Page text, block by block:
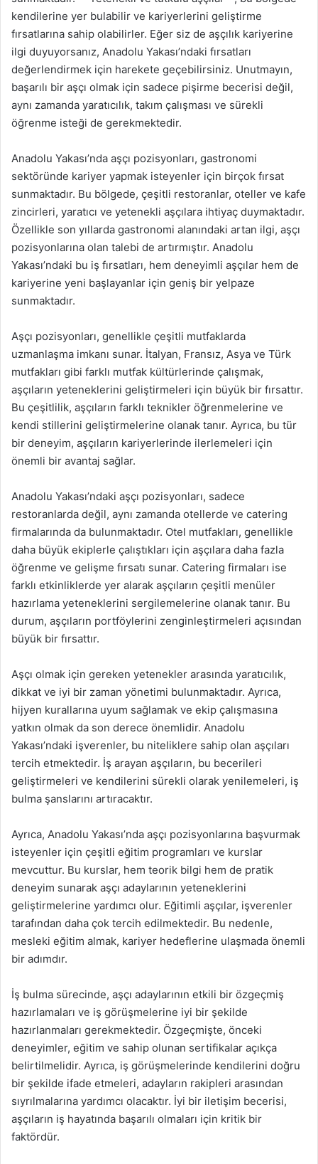
kendilerine yer bulabilir ve kariyerlerini geliştirme
fırsatlarına sahip olabilirler. Eğer siz de aşçılık kariyerine
ilgi duyuyorsanız, Anadolu Yakası’ndaki fırsatları
değerlendirmek için harekete geçebilirsiniz. Unutmayın,
başarılı bir aşçı olmak için sadece pişirme becerisi değil,
aynı zamanda yaratıcılık, takım çalışması ve sürekli
öğrenme isteği de gerekmektedir.
Anadolu Yakası’nda aşçı pozisyonları, gastronomi
sektöründe kariyer yapmak isteyenler için birçok fırsat
sunmaktadır. Bu bölgede, çeşitli restoranlar, oteller ve kafe
zincirleri, yaratıcı ve yetenekli aşçılara ihtiyaç duymaktadır.
Özellikle son yıllarda gastronomi alanındaki artan ilgi, aşçı
pozisyonlarına olan talebi de artırmıştır. Anadolu
Yakası’ndaki bu iş fırsatları, hem deneyimli aşçılar hem de
kariyerine yeni başlayanlar için geniş bir yelpaze
sunmaktadır.
Aşçı pozisyonları, genellikle çeşitli mutfaklarda
uzmanlaşma imkanı sunar. İtalyan, Fransız, Asya ve Türk
mutfakları gibi farklı mutfak kültürlerinde çalışmak,
aşçıların yeteneklerini geliştirmeleri için büyük bir fırsattır.
Bu çeşitlilik, aşçıların farklı teknikler öğrenmelerine ve
kendi stillerini geliştirmelerine olanak tanır. Ayrıca, bu tür
bir deneyim, aşçıların kariyerlerinde ilerlemeleri için
önemli bir avantaj sağlar.
Anadolu Yakası’ndaki aşçı pozisyonları, sadece
restoranlarda değil, aynı zamanda otellerde ve catering
firmalarında da bulunmaktadır. Otel mutfakları, genellikle
daha büyük ekiplerle çalıştıkları için aşçılara daha fazla
öğrenme ve gelişme fırsatı sunar. Catering firmaları ise
farklı etkinliklerde yer alarak aşçıların çeşitli menüler
hazırlama yeteneklerini sergilemelerine olanak tanır. Bu
durum, aşçıların portföylerini zenginleştirmeleri açısından
büyük bir fırsattır.
Aşçı olmak için gereken yetenekler arasında yaratıcılık,
dikkat ve iyi bir zaman yönetimi bulunmaktadır. Ayrıca,
hijyen kurallarına uyum sağlamak ve ekip çalışmasına
yatkın olmak da son derece önemlidir. Anadolu
Yakası’ndaki işverenler, bu niteliklere sahip olan aşçıları
tercih etmektedir. İş arayan aşçıların, bu becerileri
geliştirmeleri ve kendilerini sürekli olarak yenilemeleri, iş
bulma şanslarını artıracaktır.
Ayrıca, Anadolu Yakası’nda aşçı pozisyonlarına başvurmak
isteyenler için çeşitli eğitim programları ve kurslar
mevcuttur. Bu kurslar, hem teorik bilgi hem de pratik
deneyim sunarak aşçı adaylarının yeteneklerini
geliştirmelerine yardımcı olur. Eğitimli aşçılar, işverenler
tarafından daha çok tercih edilmektedir. Bu nedenle,
mesleki eğitim almak, kariyer hedeflerine ulaşmada önemli
bir adımdır.
İş bulma sürecinde, aşçı adaylarının etkili bir özgeçmiş
hazırlamaları ve iş görüşmelerine iyi bir şekilde
hazırlanmaları gerekmektedir. Özgeçmişte, önceki
deneyimler, eğitim ve sahip olunan sertifikalar açıkça
belirtilmelidir. Ayrıca, iş görüşmelerinde kendilerini doğru
bir şekilde ifade etmeleri, adayların rakipleri arasından
sıyrılmalarına yardımcı olacaktır. İyi bir iletişim becerisi,
aşçıların iş hayatında başarılı olmaları için kritik bir
faktördür.